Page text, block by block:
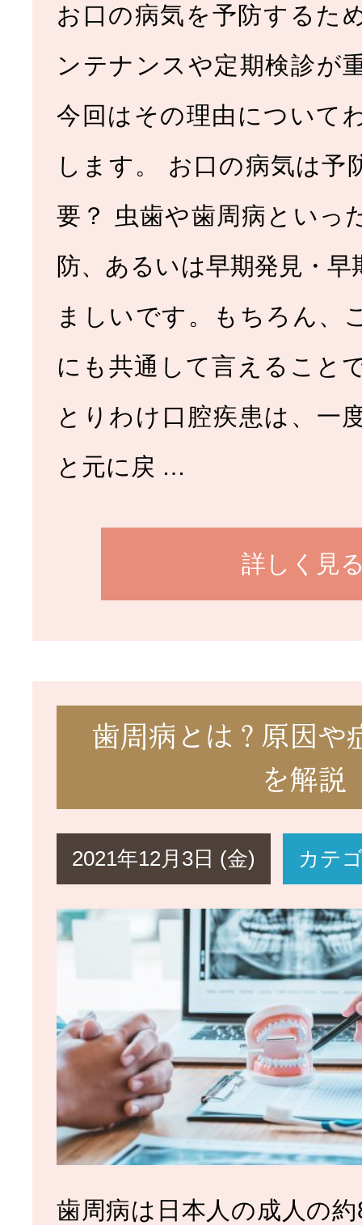
お口の病気を予防するた
ンテナンスや定期検診が
今回はその理由について
します。 お口の病気は予
要？ 虫歯や歯周病といっ
防、あるいは早期発見・
ましいです。もちろん、
にも共通して言えること
とりわけ口腔疾患は、一
と元に戻 …
詳しく見
歯周病とは？原因や
を解説
2021年12月3日 (金) カテ
歯周病は日本人の成人の